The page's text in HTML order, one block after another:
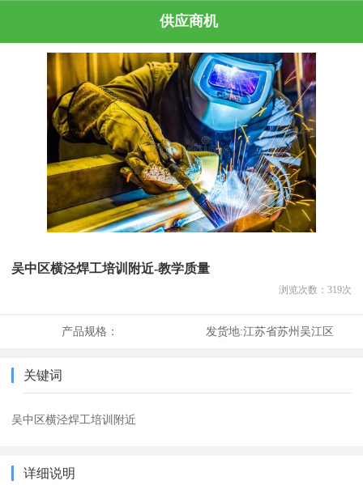
供应商机
吴中区横泾焊工培训附近-教学质量
浏览次数： 319次
产品规格： 发货地:江苏省苏州吴江区
关键词
吴中区横泾焊工培训附近
详细说明